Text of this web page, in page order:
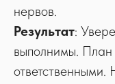
нервов.
Результат:
выполнимы. План
ответственными.